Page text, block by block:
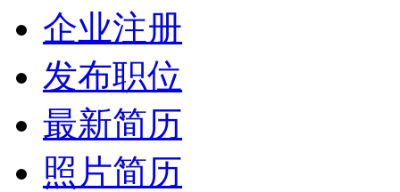
企业注册
发布职位
最新简历
照片简历